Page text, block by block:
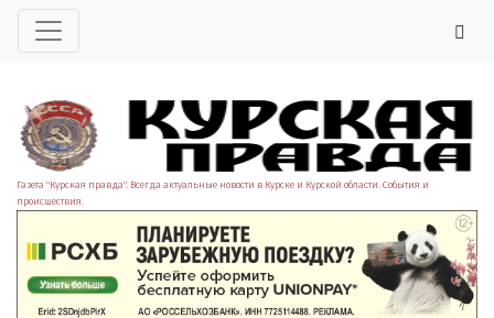
Газета "Курская правда". Всегда актуальные новости в Курске и Курской области. События и
происшествия.